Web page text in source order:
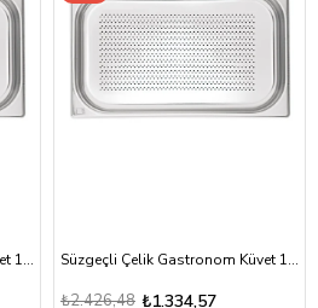
Süzgeçli Çelik Gastronom Küvet 1/1-20 Süzgeçli Çelik Gastronom Küvet 1/1-40
₺1.334,57
₺2.426,48